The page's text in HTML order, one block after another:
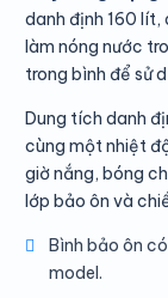
danh định 160 lít,
làm nóng nước
trong bình để sử
Dung tích danh
cùng một nhiệt
giờ nắng, bóng
lớp bảo ôn và
Bình bảo ôn
model.